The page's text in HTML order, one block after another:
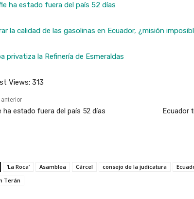
ha estado fuera del país 52 días
la calidad de las gasolinas en Ecuador, ¿misión
privatiza la Refinería de Esmeraldas
Views: 313
ha estado fuera del país 52 días Ecuador
‘La Roca’ Asamblea Cárcel consejo de la judicatura
Terán